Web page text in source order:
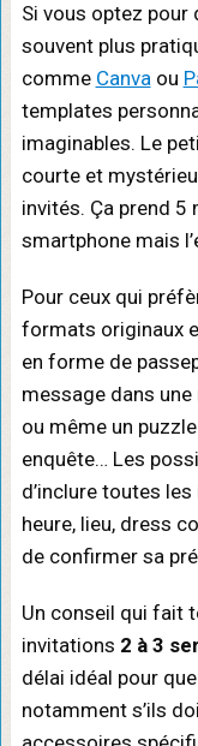
Si vous optez
souvent plus
comme Canvaou
templates
imaginables. Le
courte et
invités. Ça prend
smartphone mais
Pour ceux qui
formats originaux
en forme de
message dans
ou même un
enquête… Les
d’inclure toutes les
heure, lieu, dress
de confirmer sa
Un conseil qui fait
invitations 2 à 3
délai idéal pour
notamment s’ils